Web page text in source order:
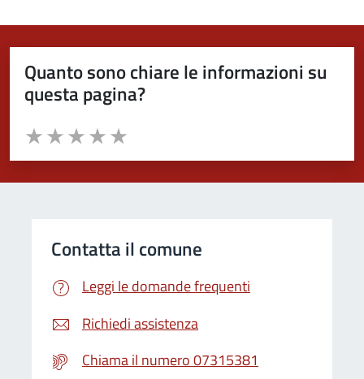
Quanto sono chiare le informazioni su
questa pagina?
Valuta da 1 a 5 stelle la pagina
Valuta 5 stelle su 5
Valuta 4 stelle su 5
Valuta 3 stelle su 5
Valuta 2 stelle su 5
Valuta 1 stelle su 5
Contatta il comune
Leggi le domande frequenti
Richiedi assistenza
Chiama il numero 07315381